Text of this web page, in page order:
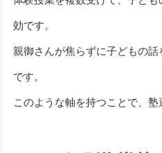
効です。
親御さんが焦らずに子どもの
です。
このような軸を持つことで、塾